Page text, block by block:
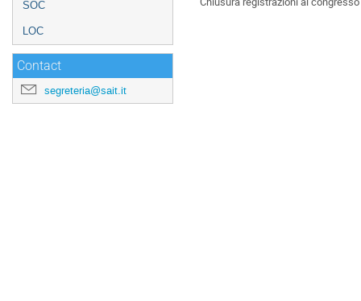
SOC
LOC
Contact
segreteria@sait.it